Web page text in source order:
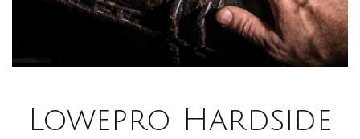
Lowepro Hardside